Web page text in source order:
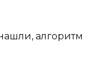
алгоритм